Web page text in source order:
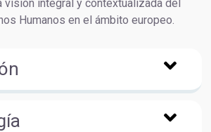
visión integral y contextualizada del
Humanos en el ámbito europeo.